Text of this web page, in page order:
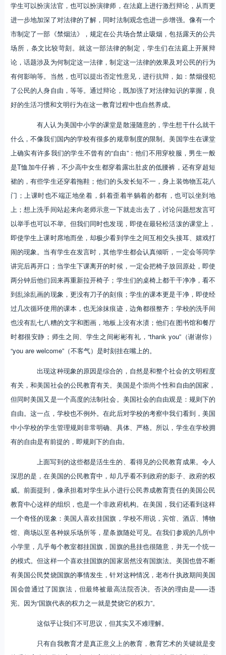
学生可以扮演法官，也可以扮演律师，在法庭上进行激烈辩论，从而更
进一步地加深了对法律的了解，同时法制观念也进一步增强。像有一个
市制定了一部《禁烟法》，规定在公共场合禁止吸烟，包括露天的公共
场所，条文比较苛刻。就这一部法律的制定，学生们在法庭上开展辩
论，话题涉及为何制定这一法律，制定这一法律的效果及对公民的行为
有何影响等。当然，也可以提出否定性意见，进行抗辩，如：禁烟侵犯
了公民的人身自由，等等。通过辩论，既加强了对法律知识的掌握，良
好的生活习惯和文明行为在这一教育过程中也自然养成。
有人认为美国中小学的课堂是散漫随意的，学生想干什么就干
什么，不像我们国内的学校有很多的规章制度的限制。美国学生在课堂
上确实有许多我们的学生不曾有的“自由”：他们不用穿校服，男生一般
是T恤加牛仔裤，不少高中女生都穿着露出肚皮的低腰裤，还有穿超短
裙的，有些学生还穿着拖鞋；他们的头发长短不一，身上装饰物五花八
门；上课时也不端正地坐着，斜着歪着半躺着的都有，也可以坐到地
上；想上洗手间站起来向老师示意一下就走出去了，讨论问题想发言可
以举手也可以不举。但我们同时也发现，即使在最轻松活泼的课堂上，
即使学生上课时席地而坐，却极少看到学生之间互相交头接耳、嬉戏打
闹的现象。当有学生在发言时，其他学生都会认真倾听，一定会等同学
讲完后再开口；当学生下课离开的时候，一定会把椅子放回原处，即使
两分钟后他们回来再重新拉开椅子；学生们的桌椅上都干干净净，看不
到乱涂乱画的现象，更没有刀子的刻痕；学生的课本更是干净，即使经
过几次循环使用的课本，也无涂抹痕迹，边角都很整齐；学校的洗手间
也没有乱七八糟的文字和图画，地板上没有水渍；他们在图书馆和餐厅
时都很安静；师生之间、学生之间彬彬有礼，“thank you”（谢谢你）
“you are welcome”（不客气）是时刻挂在嘴上的。
出现这种现象的原因是综合的，自然是和整个社会的文明程度
有关，和美国社会的公民教育有关。美国是个崇尚个性和自由的国家，
但同时美国又是一个高度的法制社会。美国社会的自由观是：规则下的
自由。这一点，学校也不例外。在此后对学校的考察中我们看到，美国
中小学校的学生管理规则非常明确、具体、严格。所以，学生在学校拥
有的自由是有前提的，即规则下的自由。
上面写到的这些都是活生生的、看得见的公民教育成果。令人
深思的是，在美国的公民教育中，却几乎看不到政府的影子、政府的权
威。前面提到，像承担着对学生从小进行公民养成教育责任的美国公民
教育中心这样的组织，也是一个非政府机构。在美国，我们还看到这样
一个奇怪的现象：美国人喜欢挂国旗，学校不用说，宾馆、酒店、博物
馆、商场以至各种娱乐场所等，星条旗随处可见。在我们参观的几所中
小学里，几乎每个教室都挂国旗，国旗的悬挂也很随意，并无一个统一
的模式。但这样一个喜欢挂国旗的国家居然没有国旗法。美国也曾不断
有美国公民焚烧国旗的事情发生，针对这种情况，老布什执政期间美国
国会曾通过了国旗法，但最终被最高法院否决。否决的理由是——违
宪。因为“国旗代表的权力之一就是焚烧它的权力”。
这似乎让我们不可思议，但其实又不难理解。
只有自我教育才是真正意义上的教育，教育艺术的关键就是变